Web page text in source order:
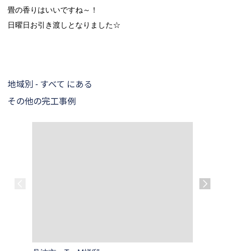
畳の香りはいいですね～！
日曜日お引き渡しとなりました☆
地域別 - すべて にある
その他の完工事例